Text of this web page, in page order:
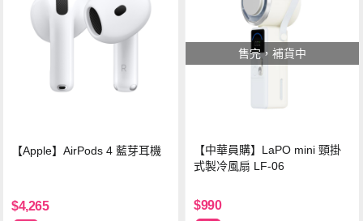
【Apple】AirPods 4 藍芽耳機
$4,265
售完，補貨中
【中華員購】LaPO mini 頸掛
式製冷風扇 LF-06
$990